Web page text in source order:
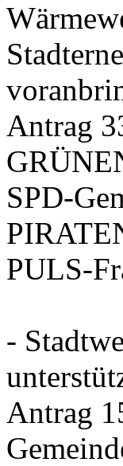
Antrag
SPD-
PULS-
-
Antrag